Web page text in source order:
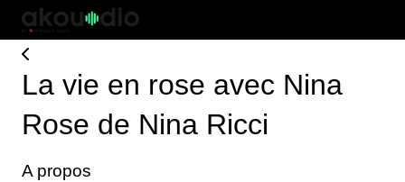
La vie en rose avec Nina
Rose de Nina Ricci
A propos